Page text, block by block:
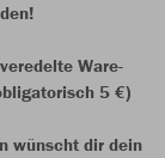
Ware-
5 €)
wünscht dir dein